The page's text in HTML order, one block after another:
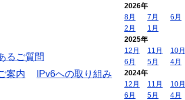
るご質問
案内
IPv6への取り組み
2026年
8月
7月 6月
2月
1月
2025年
12月
11月 10月
6月
5月 4月
2024年
12月
11月 10月
6月
5月 4月